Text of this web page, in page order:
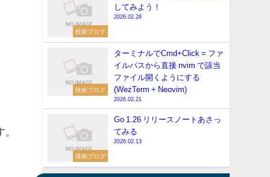
技術ブログ
してみよう！
2026.02.28
技術ブログ
ターミナルでCmd+Click = ファ
イルパスから直接 nvim で該当
ファイル開くようにする
(WezTerm + Neovim)
2026.02.21
技術ブログ
Go 1.26 リリースノートあさっ
てみる
2026.02.13